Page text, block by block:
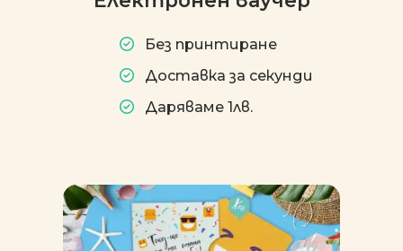
Без принтиране
Доставка за секунди
Даряваме 1лв.